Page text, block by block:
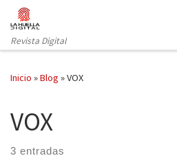
Saltar al contenido
Revista Digital
Inicio »Blog »VOX
VOX
3 entradas